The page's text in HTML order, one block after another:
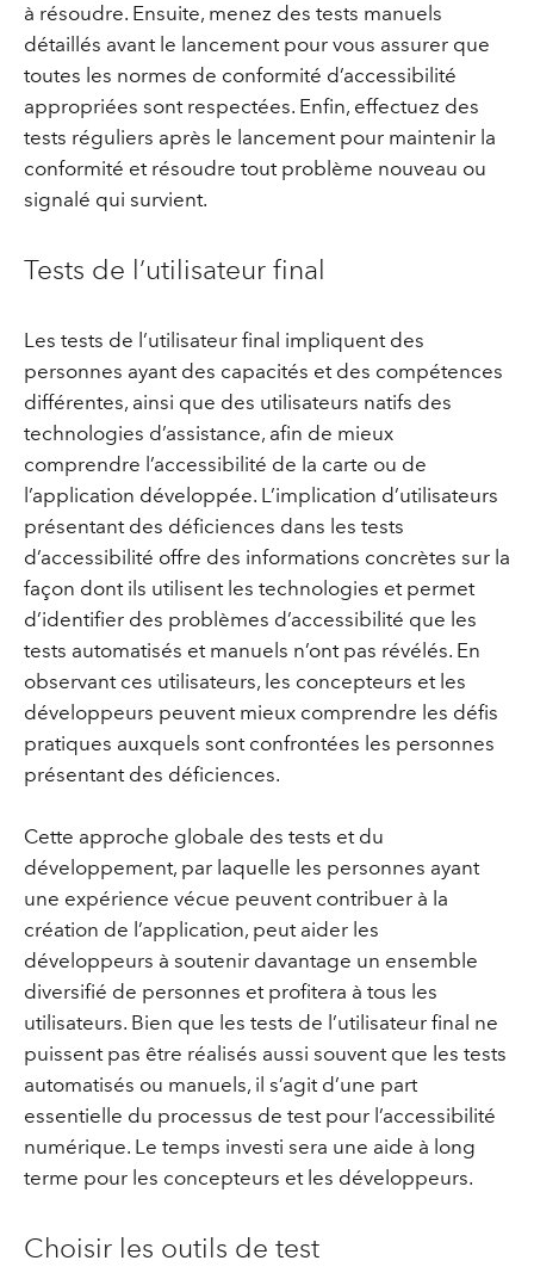
à résoudre. Ensuite, menez des tests manuels
détaillés avant le lancement pour vous assurer que
toutes les normes de conformité d’accessibilité
appropriées sont respectées. Enfin, effectuez des
tests réguliers après le lancement pour maintenir la
conformité et résoudre tout problème nouveau ou
signalé qui survient.
Tests de l’utilisateur final
Les tests de l’utilisateur final impliquent des
personnes ayant des capacités et des compétences
différentes, ainsi que des utilisateurs natifs des
technologies d’assistance, afin de mieux
comprendre l’accessibilité de la carte ou de
l’application développée. L’implication d’utilisateurs
présentant des déficiences dans les tests
d’accessibilité offre des informations concrètes sur la
façon dont ils utilisent les technologies et permet
d’identifier des problèmes d’accessibilité que les
tests automatisés et manuels n’ont pas révélés. En
observant ces utilisateurs, les concepteurs et les
développeurs peuvent mieux comprendre les défis
pratiques auxquels sont confrontées les personnes
présentant des déficiences.
Cette approche globale des tests et du
développement, par laquelle les personnes ayant
une expérience vécue peuvent contribuer à la
création de l’application, peut aider les
développeurs à soutenir davantage un ensemble
diversifié de personnes et profitera à tous les
utilisateurs. Bien que les tests de l’utilisateur final ne
puissent pas être réalisés aussi souvent que les tests
automatisés ou manuels, il s’agit d’une part
essentielle du processus de test pour l’accessibilité
numérique. Le temps investi sera une aide à long
terme pour les concepteurs et les développeurs.
Choisir les outils de test